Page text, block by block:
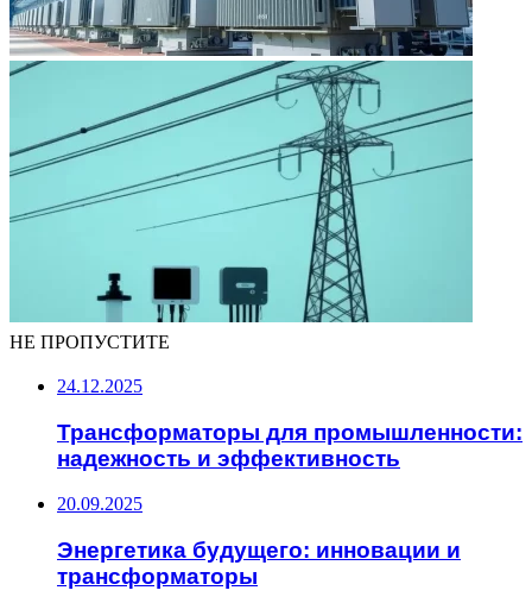
НЕ ПРОПУСТИТЕ
24.12.2025
Трансформаторы для промышленности:
надежность и эффективность
20.09.2025
Энергетика будущего: инновации и
трансформаторы